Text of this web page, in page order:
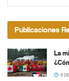
Publicaciones
La
6